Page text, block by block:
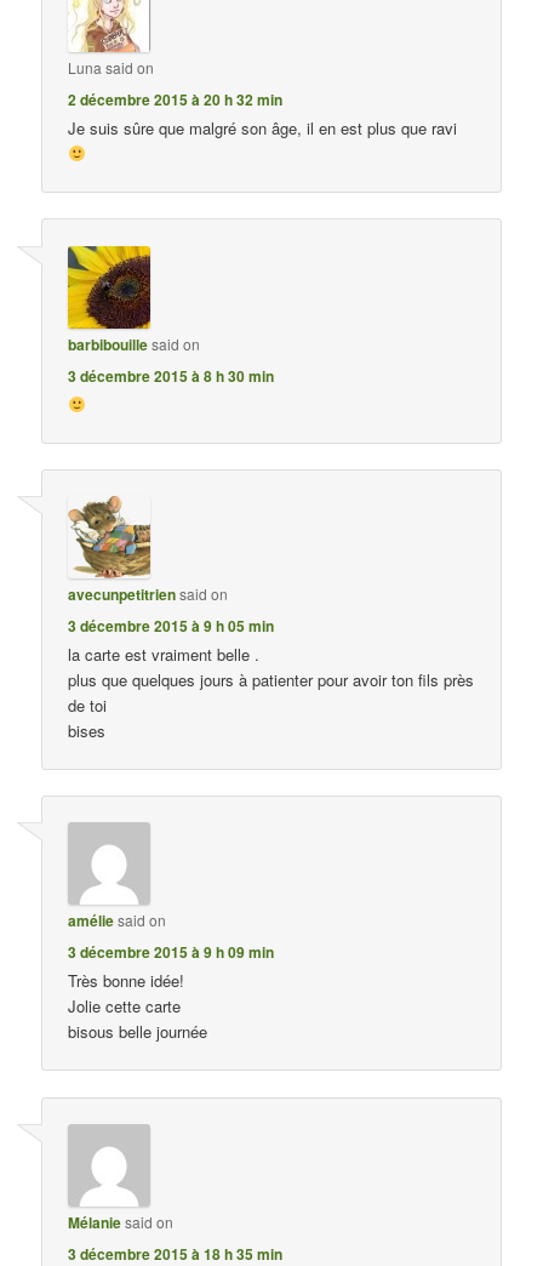
Luna said on
2 décembre 2015 à 20 h 32 min
Je suis sûre que malgré son âge, il en est plus que ravi
barbibouillesaid on
3 décembre 2015 à 8 h 30 min
avecunpetitriensaid on
3 décembre 2015 à 9 h 05 min
la carte est vraiment belle .
plus que quelques jours à patienter pour avoir ton fils près
de toi
bises
améliesaid on
3 décembre 2015 à 9 h 09 min
Très bonne idée!
Jolie cette carte
bisous belle journée
Mélaniesaid on
3 décembre 2015 à 18 h 35 min